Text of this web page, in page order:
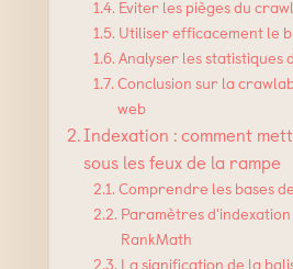
Éviter les pièges du
Utiliser efficacement le
Analyser les statistiques
Conclusion sur la
web
Indexation : comment
sous les feux de la rampe
Comprendre les bases
Paramètres d'indexation
RankMath
La signification de la